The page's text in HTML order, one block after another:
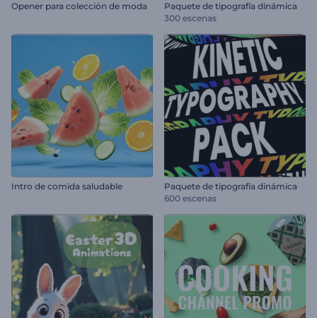
Opener para colección de moda
Paquete de tipografía dinámica
300 escenas
Intro de comida saludable
Paquete de tipografía dinámica
600 escenas